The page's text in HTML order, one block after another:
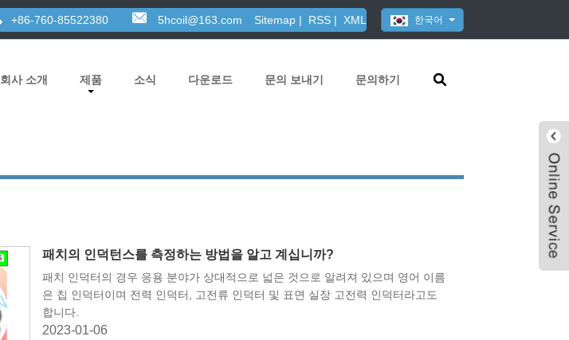
한국어
+86-760-85522380 5hcoil@163.com Sitemap | RSS | XML
회사 소개 제품 소식 다운로드 문의 보내기 문의하기
패치의 인덕턴스를 측정하는 방법을 알고 계십니까?
패치 인덕터의 경우 응용 분야가 상대적으로 넓은 것으로 알려져 있으며 영어 이름
은 칩 인덕터이며 전력 인덕터, 고전류 인덕터 및 표면 실장 고전력 인덕터라고도
합니다.
2023-01-06